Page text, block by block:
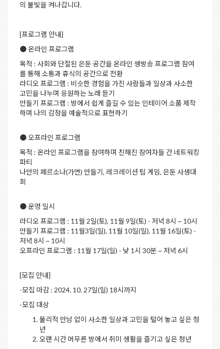
의 불빛을 켜나갑니다.
[프로그램 안내]
● 온라인 프로그램
목적 : 사회와 단절된 은둔 공간을 온라인 생방송 프로그램 참여
를 통해 소통과 휴식의 공간으로 전환
라디오 프로그램 : 비슷한 경험을 가진 사람들과 일상과 사소한
고민을 나누며 응원하는 노래 듣기
만들기 프로그램 : 방에서 쉽게 즐길 수 있는 인테이어 소품 제작
하며 나의 감정을 예술적으로 표현하기
● 오프라인 프로그램
목적 : 온라인 프로그램을 참여하며 친해진 참여자들 간 네트워킹
파티
나만의 페르소나(가면) 만들기, 레크레이션 팀 게임, 은둔 사생대
회
● 운영 일시
라디오 프로그램 : 11월 2일(토), 11월 9일(토) - 저녁 8시 ~ 10시
만들기 프로그램 : 11월3일(일), 11월 10일(일), 11월 16일(토) -
저녁 8시 ~ 10시
오프라인 프로그램 : 11월 17일(일) - 낮 1시 30분 ~ 저녁 6시
[모집 안내]
-모집 마감 : 2024. 10. 27일(일) 18시까지
-모집 대상
물리적 만남 없이 사소한 일상과 고민을 털어 놓고 싶은 청
년
오랜 시간 머무른 방에서 취미 생활을 즐기고 싶은 청년